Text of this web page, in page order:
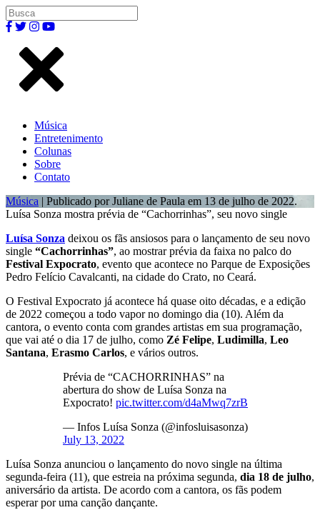
Música
Entretenimento
Colunas
Sobre
Contato
Música | Publicado por Juliane de Paula em 13 de julho de 2022.
Luísa Sonza mostra prévia de “Cachorrinhas”, seu novo single
Luísa Sonza deixou os fãs ansiosos para o lançamento de seu novo
single “Cachorrinhas”, ao mostrar prévia da faixa no palco do
Festival Expocrato, evento que acontece no Parque de Exposições
Pedro Felício Cavalcanti, na cidade do Crato, no Ceará.
O Festival Expocrato já acontece há quase oito décadas, e a edição
de 2022 começou a todo vapor no domingo dia (10). Além da
cantora, o evento conta com grandes artistas em sua programação,
que vai até o dia 17 de julho, como Zé Felipe, Ludimilla, Leo
Santana, Erasmo Carlos, e vários outros.
Prévia de “CACHORRINHAS” na
abertura do show de Luísa Sonza na
Expocrato! pic.twitter.com/d4aMwq7zrB
— Infos Luísa Sonza (@infosluisasonza)
July 13, 2022
Luísa Sonza anunciou o lançamento do novo single na última
segunda-feira (11), que estreia na próxima segunda, dia 18 de julho,
aniversário da artista. De acordo com a cantora, os fãs podem
esperar por uma canção dançante.